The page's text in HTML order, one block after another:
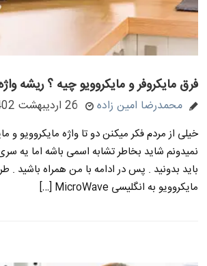
فرق مایکروفر و مایکروویو چیه ؟ ریشه
محمدرضا امین زاده 26 اردیبهشت 1402
خیلی از مردم فکر میکنن دو تا واژه مایکروویو و
نمیدونم شاید بخاطر تشابه اسمی باشه اما
باید بدونید . پس در ادامه با من همراه باشید .
مایکروویو به انگلیسی MicroWave […]